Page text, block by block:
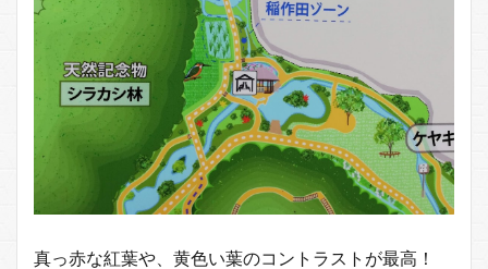
真っ赤な紅葉や、黄色い葉のコントラストが最高！